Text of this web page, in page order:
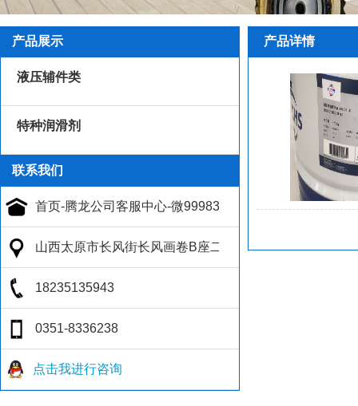
产品展示
液压辅件类
特种润滑剂
联系我们
点击我进行咨询
产品详情